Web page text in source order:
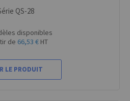
QS-28
disponibles
de 66,53 € HT
LE PRODUIT